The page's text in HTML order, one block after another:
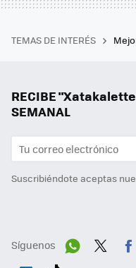
TEMAS DE INTERÉS
RECIBE
SEMANAL
Suscribiéndote aceptas
Síguenos